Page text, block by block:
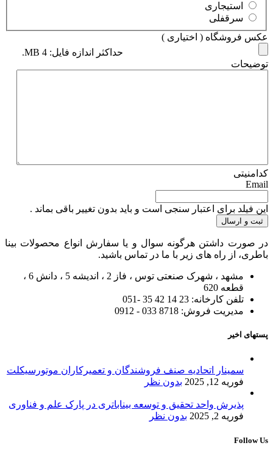
استیجاری
سرقفلی
عکس فروشگاه ( اختیاری )
حداکثر اندازه فایل: 4 MB.
توضیحات
کدامنیتی
Email
این فیلد برای اعتبار سنجی است و باید بدون تغییر باقی بماند .
در صورت داشتن هرگونه سوال و یا سفارش انواع محصولات بینا
باطری، از راه های زیر با ما در تماس باشید.
مشهد ، شهرک صنعتی توس ، فاز 2 ، اندیشه 5 ، دانش 6 ،
قطعه 620
تلفن کارخانه: 23 14 42 35 -051
مدیریت فروش: 8718 033 - 0912
پستهای اخیر
سمینار اتحادیه صنف فروشندگان و تعمیرکاران موتورسیکلت
فوریه 12, 2025
بدون نظر
پذیرش واحد تحقیق و توسعه بیناباتری در پارک علم و فناوری
فوریه 2, 2025
بدون نظر
Follow Us